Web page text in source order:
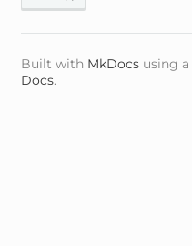
Built with MkDocsusing a
Docs.